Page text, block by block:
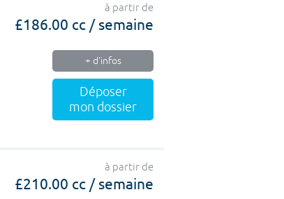
à partir de
£186.00 cc / semaine
+ d'infos
Déposer
mon dossier
à partir de
£210.00 cc / semaine